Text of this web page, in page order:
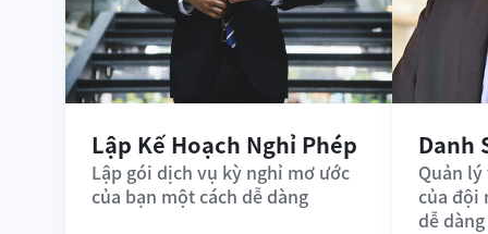
Lập Kế Hoạch Nghỉ Phép
Lập gói dịch vụ kỳ nghỉ mơ ước
của bạn một cách dễ dàng
Danh
Quản
của đội
dễ dàng